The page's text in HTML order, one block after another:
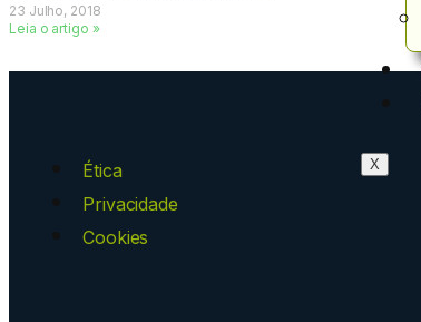
X
23 Julho, 2018
Leia o artigo »
Ética
Privacidade
Cookies